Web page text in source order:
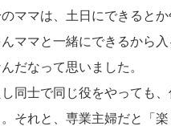
ママは、土日にできると
ママと一緒にできるから
だなって思いました。
同士で同じ役をやっても
それと、専業主婦だと「